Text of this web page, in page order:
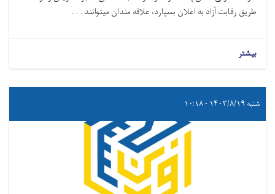
طریق رقابت آزاد به اعلان بسپارد، علاقه ‌مندان میتوانند . . .
بیشتر
شنبه ۱۴۰۳/۸/۱۹ - ۱۰:۱۸